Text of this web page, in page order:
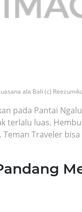
ala Bali (c)
pada Pantai
terlalu luas.
Traveler